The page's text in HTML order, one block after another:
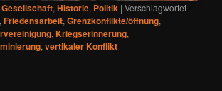
Gesellschaft,Historie, Politik |Verschlagwortet
,Friedensarbeit,Grenzkonflikte/öffnung,
,Kriegserinnerung,
,vertikaler Konflikt